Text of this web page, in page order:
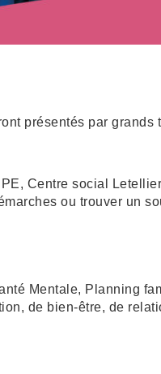
présentés par grands
Centre social
ou trouver un
Mentale, Planning
de bien-être, de